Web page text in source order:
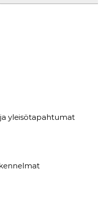
yleisötapahtumat